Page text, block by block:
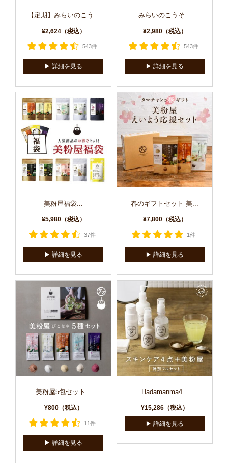
【定期】みらいのこう...
¥2,624（税込）
543件
▶︎ 詳細を見る
みらいのこうそ...
¥2,980（税込）
543件
▶︎ 詳細を見る
美粉屋福袋...
¥5,980（税込）
37件
▶︎ 詳細を見る
春のギフトセット 美...
¥7,800（税込）
1件
▶︎ 詳細を見る
美粉屋5包セット...
¥800（税込）
11件
▶︎ 詳細を見る
Hadamanma4...
¥15,286（税込）
▶︎ 詳細を見る